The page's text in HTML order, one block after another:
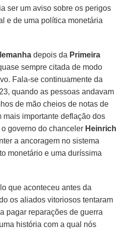
ser um aviso sobre os perigos
e de uma política monetária
depois da Primeira
sempre citada de modo
Fala-se continuamente da
quando as pessoas andavam
de mão cheios de notas de
mais importante deflação dos
governo do chanceler Heinrich
a ancoragem no sistema
monetário e uma duríssima
que aconteceu antes da
os aliados vitoriosos tentaram
a pagar reparações de guerra
história com a qual nós